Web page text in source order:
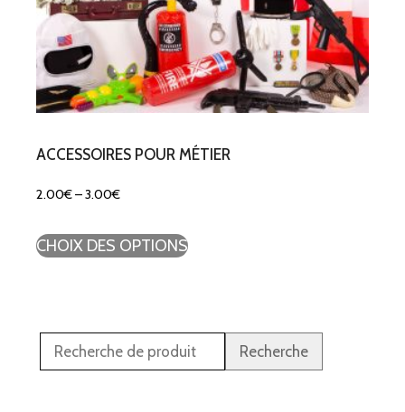
ACCESSOIRES POUR MÉTIER
2.00€–3.00€
CHOIX DES OPTIONS
Recherche